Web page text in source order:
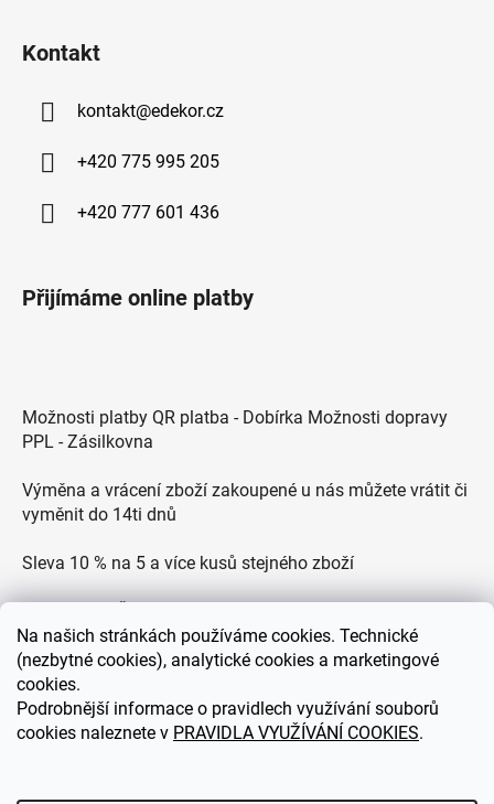
Na našich stránkách používáme cookies. Technické
(nezbytné cookies), analytické cookies a marketingové
cookies.
Podrobnější informace o pravidlech využívání souborů
cookies naleznete v PRAVIDLA VYUŽÍVÁNÍ COOKIES.
Kontakt
kontakt@edekor.cz
+420 775 995 205
+420 777 601 436
Přijímáme online platby
Možnosti platby QR platba - Dobírka Možnosti dopravy
PPL - Zásilkovna
Výměna a vrácení zboží zakoupené u nás můžete vrátit či
vyměnit do 14ti dnů
Sleva 10 % na 5 a více kusů stejného zboží
Zákaznická podpora každý všední den od 9.00 do 18.00
hodin